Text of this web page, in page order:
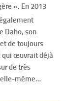
». En 2013
Daho, son
de toujours
qui œuvrait déjà
de très
elle-même…